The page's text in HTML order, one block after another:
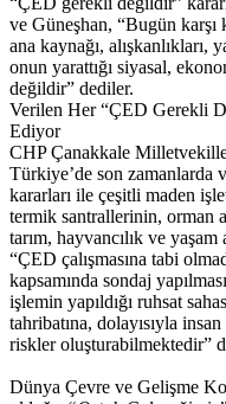
ve Güneşhan, “Bugün karşı
ana kaynağı, alışkanlıkları,
onun yarattığı siyasal,
değildir” dediler.
Verilen Her “ÇED Gerekli
Ediyor
CHP Çanakkale
Türkiye’de son
kararları ile çeşitli maden
termik santrallerinin, orman
tarım, hayvancılık ve
“ÇED çalışmasına tabi
kapsamında sondaj
işlemin yapıldığı ruhsat
tahribatına, dolayısıyla
riskler oluşturabilmektedir”
Dünya Çevre ve Gelişme